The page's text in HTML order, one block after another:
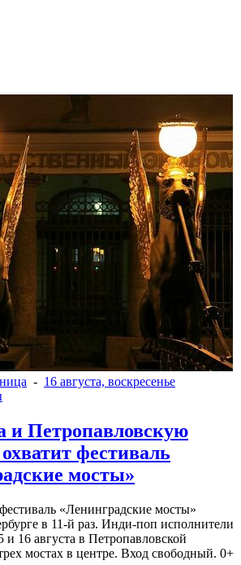
- 16 августа, воскресенье
и Петропавловскую
фестиваль
мосты»
«Ленинградские мосты»
в 11-й раз. Инди-поп исполнители
и 16 августа в Петропавловской
мостах в центре. Вход свободный. 0+